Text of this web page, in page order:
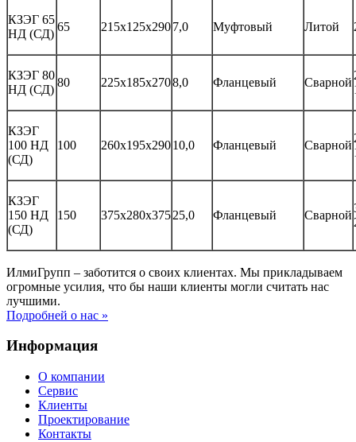
КЗЭГ 65
НД (СД)
65 215х125х2907,0 Муфтовый Литой
КЗЭГ 80
НД (СД)
80 225х185х2708,0 Фланцевый Сварной
КЗЭГ
100 НД
(СД)
100 260х195х29010,0 Фланцевый Сварной
КЗЭГ
150 НД
(СД)
150 375х280х37525,0 Фланцевый Сварной
ИлмиГрупп – заботится о своих клиентах. Мы прикладываем
огромные усилия, что бы наши клиенты могли считать нас
лучшими.
Подробней о нас »
Информация
О компании
Сервис
Клиенты
Проектирование
Контакты